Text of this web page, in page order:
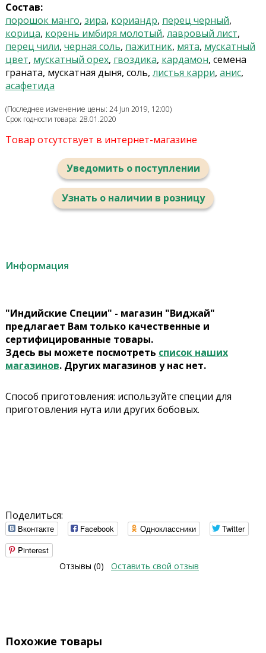
Состав:
порошок манго, зира, кориандр, перец черный,
корица, корень имбиря молотый, лавровый лист,
перец чили, черная соль, пажитник, мята, мускатный
цвет, мускатный орех, гвоздика, кардамон, семена
граната, мускатная дыня, соль, листья карри, анис,
асафетида
(Последнее изменение цены: 24 Jun 2019, 12:00)
Срок годности товара: 28.01.2020
Товар отсутствует в интернет-магазине
Уведомить о поступлении
Узнать о наличии в розницу
Информация
"Индийские Специи" - магазин "Виджай"
предлагает Вам только качественные и
сертифицированные товары.
Здесь вы можете посмотреть список наших
магазинов. Других магазинов у нас нет.
Способ приготовления: используйте специи для
приготовления нута или других бобовых.
Поделиться:
Вконтакте Facebook Одноклассники
Twitter
Pinterest
Отзывы (0)
Оставить свой отзыв
Похожие товары